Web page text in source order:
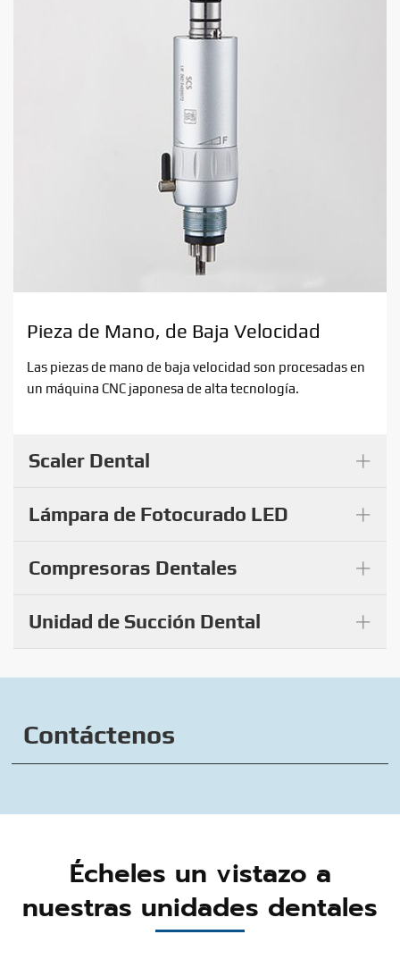
Pieza de Mano, de Baja Velocidad
Las piezas de mano de baja velocidad son procesadas en
un máquina CNC japonesa de alta tecnología.
Scaler Dental +
Lámpara de Fotocurado LED +
Compresoras Dentales +
Unidad de Succión Dental +
Contáctenos
Écheles un vistazo a
nuestras unidades dentales